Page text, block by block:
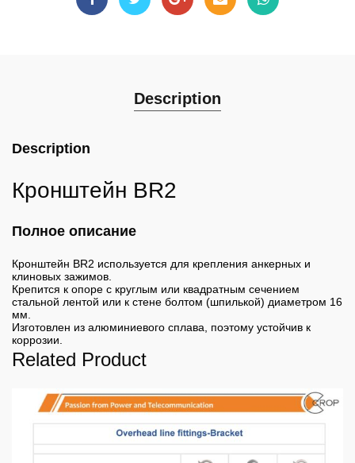
Description
Description
Кронштейн BR2
Полное описание
Кронштейн BR2 используется для крепления анкерных и
клиновых зажимов.
Крепится к опоре с круглым или квадратным сечением
стальной лентой или к стене болтом (шпилькой) диаметром 16
мм.
Изготовлен из алюминиевого сплава, поэтому устойчив к
коррозии.
Related Product